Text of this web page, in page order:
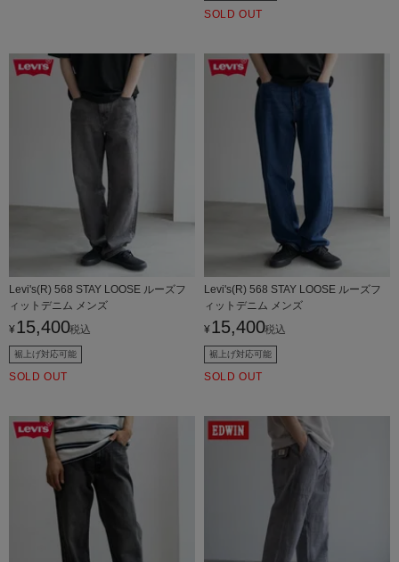
SOLD OUT
Levi's(R) 568 STAY LOOSE ルーズフ
ィットデニム メンズ
¥ 15,400税込
裾上げ対応可能
SOLD OUT
Levi's(R) 568 STAY LOOSE ルーズフ
ィットデニム メンズ
¥ 15,400税込
裾上げ対応可能
SOLD OUT